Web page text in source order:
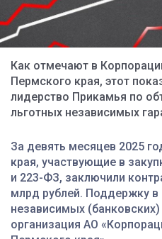
Как отмечают в
Пермского края, этот
лидерство Прикамья по
льготных независимых
За девять месяцев 2025
края, участвующие в
и 223-ФЗ, заключили
млрд рублей. Поддержку в
независимых
организация АО